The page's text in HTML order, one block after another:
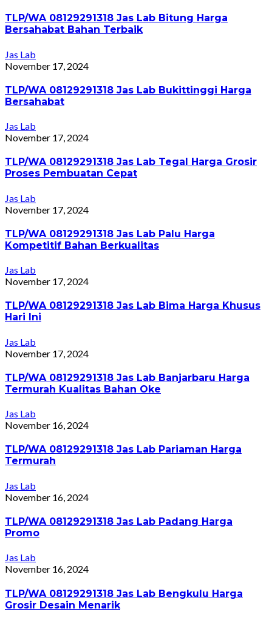
TLP/WA 08129291318 Jas Lab Bitung Harga
Bersahabat Bahan Terbaik
Jas Lab
November 17, 2024
TLP/WA 08129291318 Jas Lab Bukittinggi Harga
Bersahabat
Jas Lab
November 17, 2024
TLP/WA 08129291318 Jas Lab Tegal Harga Grosir
Proses Pembuatan Cepat
Jas Lab
November 17, 2024
TLP/WA 08129291318 Jas Lab Palu Harga
Kompetitif Bahan Berkualitas
Jas Lab
November 17, 2024
TLP/WA 08129291318 Jas Lab Bima Harga Khusus
Hari Ini
Jas Lab
November 17, 2024
TLP/WA 08129291318 Jas Lab Banjarbaru Harga
Termurah Kualitas Bahan Oke
Jas Lab
November 16, 2024
TLP/WA 08129291318 Jas Lab Pariaman Harga
Termurah
Jas Lab
November 16, 2024
TLP/WA 08129291318 Jas Lab Padang Harga
Promo
Jas Lab
November 16, 2024
TLP/WA 08129291318 Jas Lab Bengkulu Harga
Grosir Desain Menarik